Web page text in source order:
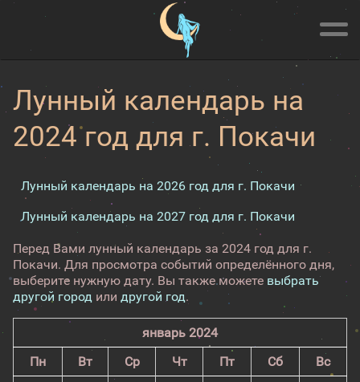
Лунный календарь на
2024 год для г. Покачи
Лунный календарь на 2026 год для г. Покачи
Лунный календарь на 2027 год для г. Покачи
Перед Вами лунный календарь за 2024 год для г.
Покачи. Для просмотра событий определённого дня,
выберите нужную дату. Вы также можете выбрать
другой город или другой год.
январь 2024
Пн
Вт Ср Чт Пт Сб
Вс